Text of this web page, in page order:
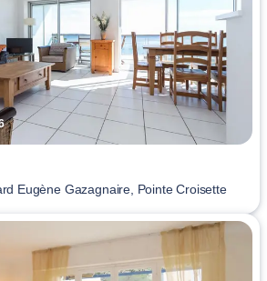
Eugène Gazagnaire, Pointe Croisette